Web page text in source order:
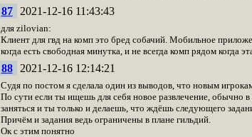
87 2021-12-16 11:43:43
для zilovian:
Клиент для гвд на комп это бред собачий. Мобильное
когда есть свободная минутка, и не всегда комп рядом когда
88 2021-12-16 12:14:21
Судя по постом я сделала один из выводов, что новым
По сути если ты ищешь для себя новое развлечение, обычно
заняться и ты только и делаешь, что ждёшь следующего
Причём и задания ведь ограничены в плане гильдий.
Ок с этим понятно